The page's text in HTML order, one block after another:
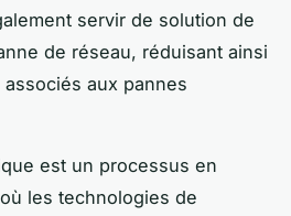
servir de solution de
de réseau, réduisant ainsi
aux pannes
est un processus en
les technologies de